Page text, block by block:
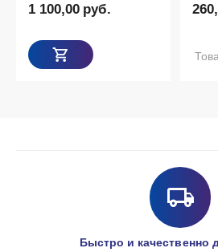
1 100,00 руб.
Быстро и качественно